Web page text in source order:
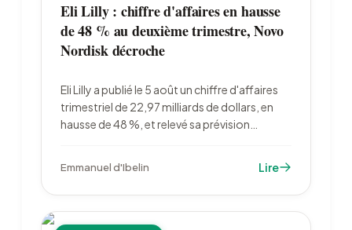
Eli Lilly : chiffre d'affaires en hausse
de 48 % au deuxième trimestre, Novo
Nordisk décroche
Eli Lilly a publié le 5 août un chiffre d'affaires
trimestriel de 22,97 milliards de dollars, en
hausse de 48 %, et relevé sa prévision
quand Novo Nordisk recule après un échec
d'essai clinique.
Emmanuel d'Ibelin Lire